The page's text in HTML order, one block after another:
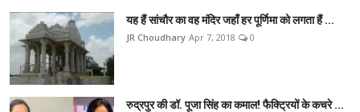
यह हैं सांचौर का वह मंदिर जहाँ हर पूर्णिमा को लगता हैं ...
JR Choudhary Apr 7, 2018 0
रुद्रपुर की डॉ. पूजा सिंह का कमाल! फैक्ट्रियों के कचरे ...